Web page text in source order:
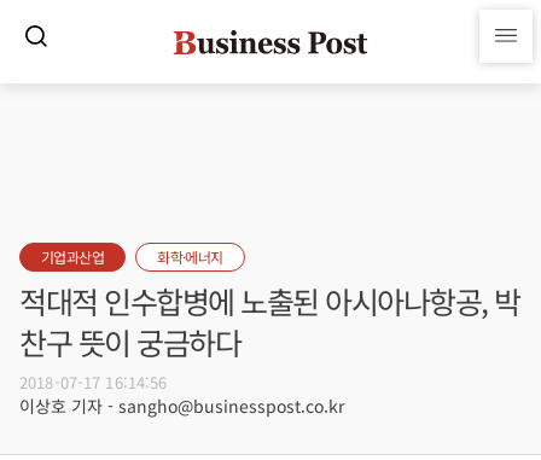
기업과산업 화학·에너지
적대적 인수합병에 노출된 아시아나항공, 박
찬구 뜻이 궁금하다
2018-07-17 16:14:56
이상호 기자 - sangho@businesspost.co.kr